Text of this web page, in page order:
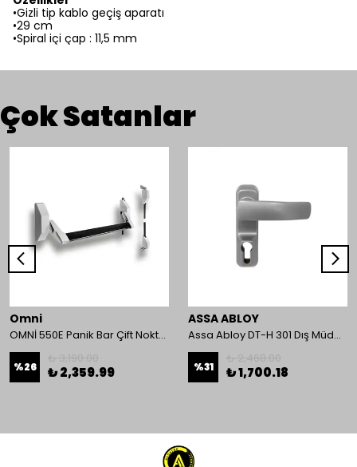
•Gizli tip kablo geçiş aparatı
•29 cm
•Spiral içi çap : 11,5 mm
Çok Satanlar
Omni
OMNİ 550E Panik Bar Çift Nokta Yüzey Tip
%26 ₺ 2,359.99
ASSA ABLOY
Assa Abloy DT-H 301 Dış Müdahale Kolu
%31 ₺ 1,700.18